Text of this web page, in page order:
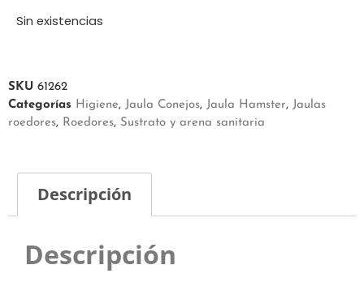
Sin existencias
SKU 61262
Categorías Higiene, Jaula Conejos, Jaula Hamster, Jaulas
roedores, Roedores, Sustrato y arena sanitaria
Descripción
Descripción